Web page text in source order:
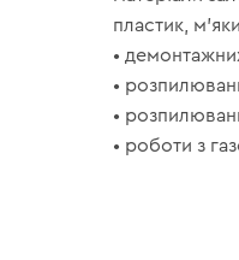
пластик,
•
•
•
• роботи з